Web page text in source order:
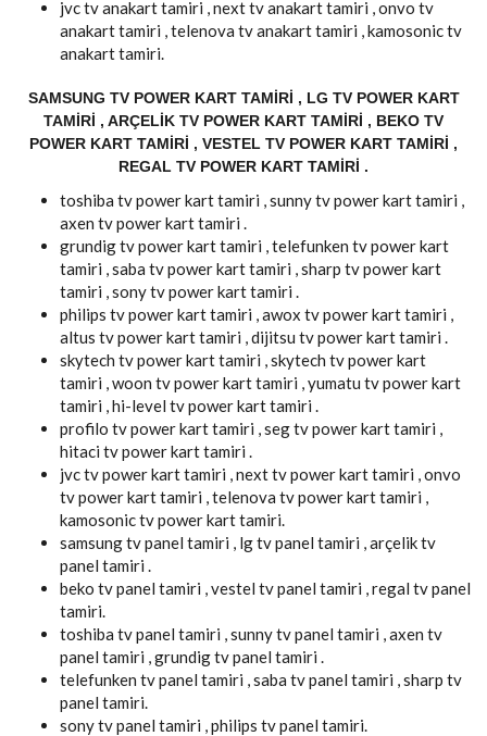
jvc tv anakart tamiri , next tv anakart tamiri , onvo tv
anakart tamiri , telenova tv anakart tamiri , kamosonic tv
anakart tamiri.
SAMSUNG TV POWER KART TAMIRI , LG TV POWER KART
TAMIRI , ARÇELIK TV POWER KART TAMIRI , BEKO TV
POWER KART TAMIRI , VESTEL TV POWER KART TAMIRI ,
REGAL TV POWER KART TAMIRI .
toshiba tv power kart tamiri , sunny tv power kart tamiri ,
axen tv power kart tamiri .
grundig tv power kart tamiri , telefunken tv power kart
tamiri , saba tv power kart tamiri , sharp tv power kart
tamiri , sony tv power kart tamiri .
philips tv power kart tamiri , awox tv power kart tamiri ,
altus tv power kart tamiri , dijitsu tv power kart tamiri .
skytech tv power kart tamiri , skytech tv power kart
tamiri , woon tv power kart tamiri , yumatu tv power kart
tamiri , hi-level tv power kart tamiri .
profilo tv power kart tamiri , seg tv power kart tamiri ,
hitaci tv power kart tamiri .
jvc tv power kart tamiri , next tv power kart tamiri , onvo
tv power kart tamiri , telenova tv power kart tamiri ,
kamosonic tv power kart tamiri.
samsung tv panel tamiri , lg tv panel tamiri , arçelik tv
panel tamiri .
beko tv panel tamiri , vestel tv panel tamiri , regal tv panel
tamiri.
toshiba tv panel tamiri , sunny tv panel tamiri , axen tv
panel tamiri , grundig tv panel tamiri .
telefunken tv panel tamiri , saba tv panel tamiri , sharp tv
panel tamiri.
sony tv panel tamiri , philips tv panel tamiri.